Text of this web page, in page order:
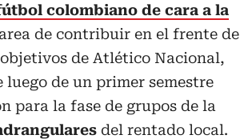
colombiano de cara a la
de contribuir en el frente de
de Atlético Nacional,
de un primer semestre
para la fase de grupos de la
del rentado local.